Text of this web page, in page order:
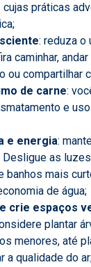
práticas
: reduza o
caminhar,
ou compartilhar
de carne:
e
e energia:
as
banhos mais
de água;
crie espaços
plantar
menores, até
a qualidade do